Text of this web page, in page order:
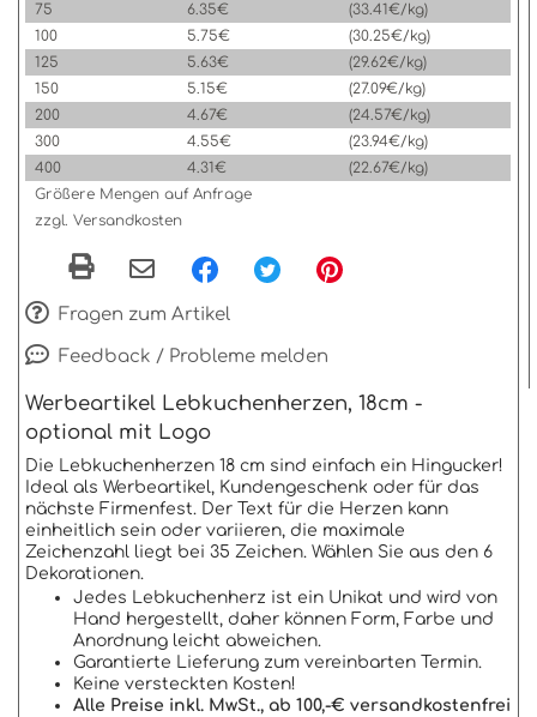
75
6.35€
(33.41€/kg)
100
5.75€
(30.25€/kg)
125
5.63€
(29.62€/kg)
150
5.15€
(27.09€/kg)
200
4.67€
(24.57€/kg)
300
4.55€
(23.94€/kg)
400
4.31€
(22.67€/kg)
Größere Mengen auf Anfrage
zzgl. Versandkosten
Fragen zum Artikel
Feedback / Probleme melden
Werbeartikel Lebkuchenherzen, 18cm -
optional mit Logo
Die Lebkuchenherzen 18 cm sind einfach ein Hingucker!
Ideal als Werbeartikel, Kundengeschenk oder für das
nächste Firmenfest. Der Text für die Herzen kann
einheitlich sein oder variieren, die maximale
Zeichenzahl liegt bei 35 Zeichen. Wählen Sie aus den 6
Dekorationen.
Jedes Lebkuchenherz ist ein Unikat und wird von
Hand hergestellt, daher können Form, Farbe und
Anordnung leicht abweichen.
Garantierte Lieferung zum vereinbarten Termin.
Keine versteckten Kosten!
Alle Preise inkl. MwSt., ab 100,-€ versandkostenfrei